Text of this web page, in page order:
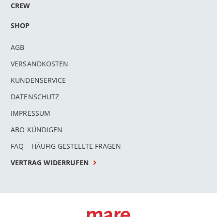
CREW
SHOP
AGB
VERSANDKOSTEN
KUNDENSERVICE
DATENSCHUTZ
IMPRESSUM
ABO KÜNDIGEN
FAQ – HÄUFIG GESTELLTE FRAGEN
VERTRAG WIDERRUFEN